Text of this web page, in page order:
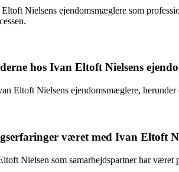
Nielsens ejendomsmæglere som
hos Ivan Eltoft Nielsens
Eltoft Nielsens ejendomsmæglere,
været med Ivan Eltoft
Nielsen som samarbejdspartner har